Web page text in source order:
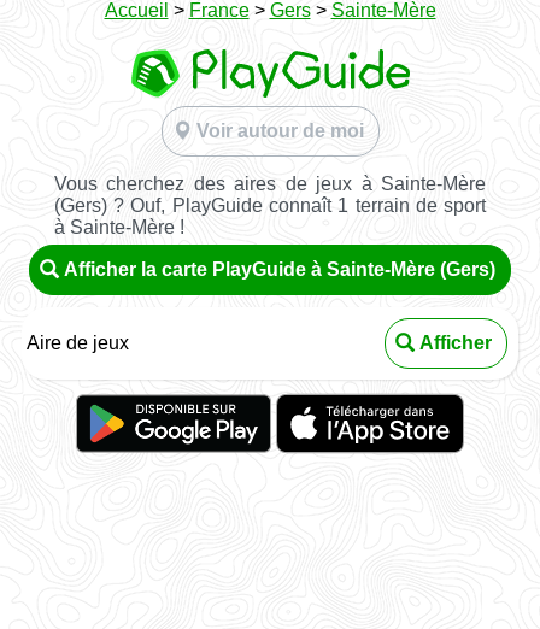
Accueil > France> Gers> Sainte-Mère
Voir autour de moi
Vous cherchez des aires de jeux à Sainte-Mère
(Gers) ? Ouf, PlayGuide connaît 1 terrain de sport
à Sainte-Mère !
Afficher la carte PlayGuide à Sainte-Mère (Gers)
Aire de jeux Afficher